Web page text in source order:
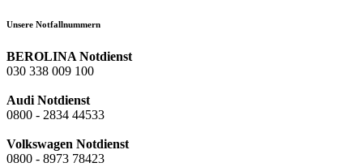
Unsere Notfallnummern
BEROLINA Notdienst
030 338 009 100
Audi Notdienst
0800 - 2834 44533
Volkswagen Notdienst
0800 - 8973 78423